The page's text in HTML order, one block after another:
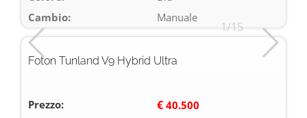
Cambio:
Manuale
1/15
Foton Tunland V9 Hybrid Ultra
Prezzo: € 40.500